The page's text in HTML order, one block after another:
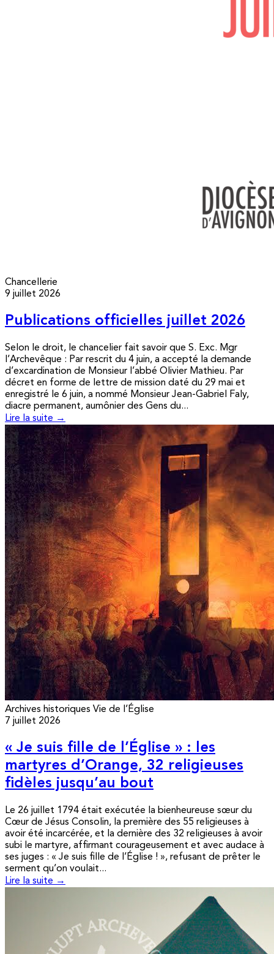
Chancellerie
9 juillet 2026
Publications officielles juillet 2026
Selon le droit, le chancelier fait savoir que S. Exc. Mgr
l’Archevêque : Par rescrit du 4 juin, a accepté la demande
d’excardination de Monsieur l’abbé Olivier Mathieu. Par
décret en forme de lettre de mission daté du 29 mai et
enregistré le 6 juin, a nommé Monsieur Jean-Gabriel Faly,
diacre permanent, aumônier des Gens du...
Lire la suite →
Archives historiques Vie de l’Église
7 juillet 2026
« Je suis fille de l’Église » : les
martyres d’Orange, 32 religieuses
fidèles jusqu’au bout
Le 26 juillet 1794 était exécutée la bienheureuse sœur du
Cœur de Jésus Consolin, la première des 55 religieuses à
avoir été incarcérée, et la dernière des 32 religieuses à avoir
subi le martyre, affirmant courageusement et avec audace à
ses juges : « Je suis fille de l’Église ! », refusant de prêter le
serment qu’on voulait...
Lire la suite →